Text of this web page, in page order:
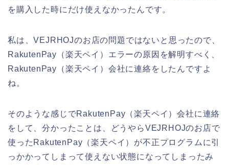
を購入した時にだけ使えなかったんです。
私は、VEJRHOJのお店の問題ではないと思ったので、
RakutenPay（楽天ペイ）エラーの原因を解明すべく、
RakutenPay（楽天ペイ）会社に連絡をしたんですよ
ね。
そのような感じでRakutenPay（楽天ペイ）会社に連絡
をして、分かったことは、どうやらVEJRHOJのお店で
使ったRakutenPay（楽天ペイ）が不正プログラムに引
っかかってしまって使えない状態になってしまったみ